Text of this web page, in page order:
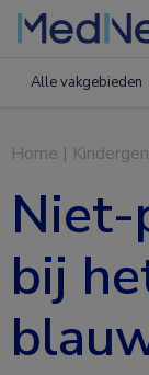
Alle vakgebieden
Home |
bij